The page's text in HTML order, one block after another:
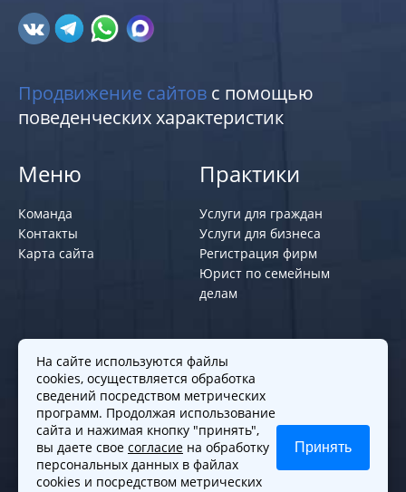
Продвижение сайтов с помощью
поведенческих характеристик
Меню
Команда
Контакты
Карта сайта
Практики
Услуги для граждан
Услуги для бизнеса
Регистрация фирм
Юрист по семейным
делам
Политики и правила
Политика обработки персональных
данных
Согласие на обработку cookies
Согласие на обработку персональных
данных
На сайте используются файлы
cookies, осуществляется обработка
сведений посредством метрических
программ. Продолжая использование
сайта и нажимая кнопку "принять",
вы даете свое согласие на обработку
персональных данных в файлах
cookies и посредством метрических
Принять